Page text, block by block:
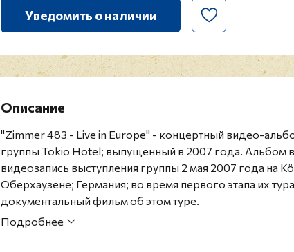
Уведомить о наличии
Описание
"Zimmer 483 - Live in Europe" - концертный видео-
группы Tokio Hotel; выпущенный в 2007 года. Альбом
видеозапись выступления группы 2 мая 2007 года на
Оберхаузене; Германия; во время первого этапа их
документальный фильм об этом туре.
Российское издание представлено на двойном DVD.
Подробнее